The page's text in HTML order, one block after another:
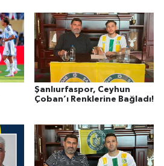
Şanlıurfaspor, Ceyhun
Çoban’ı Renklerine Bağladı!